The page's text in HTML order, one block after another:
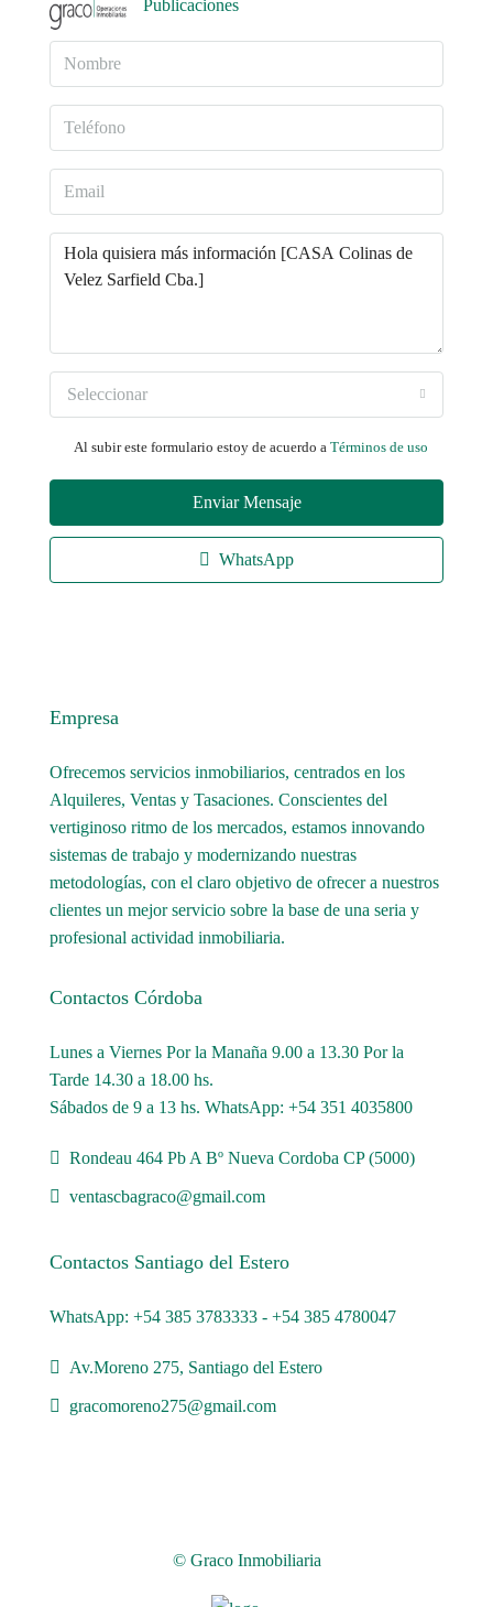
Publicaciones
Seleccionar
Al subir este formulario estoy de acuerdo a Términos de uso
Enviar Mensaje
WhatsApp
Empresa
Ofrecemos servicios inmobiliarios, centrados en los
Alquileres, Ventas y Tasaciones. Conscientes del
vertiginoso ritmo de los mercados, estamos innovando
sistemas de trabajo y modernizando nuestras
metodologías, con el claro objetivo de ofrecer a nuestros
clientes un mejor servicio sobre la base de una seria y
profesional actividad inmobiliaria.
Contactos Córdoba
Lunes a Viernes Por la Manaña 9.00 a 13.30 Por la
Tarde 14.30 a 18.00 hs.
Sábados de 9 a 13 hs. WhatsApp: +54 351 4035800
Rondeau 464 Pb A Bº Nueva Cordoba CP (5000)
ventascbagraco@gmail.com
Contactos Santiago del Estero
WhatsApp: +54 385 3783333 - +54 385 4780047
Av.Moreno 275, Santiago del Estero
gracomoreno275@gmail.com
© Graco Inmobiliaria